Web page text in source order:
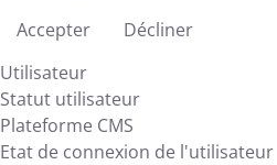
Accepter
Décliner
Utilisateur
Statut utilisateur
Plateforme CMS
Etat de connexion de l'utilisateur